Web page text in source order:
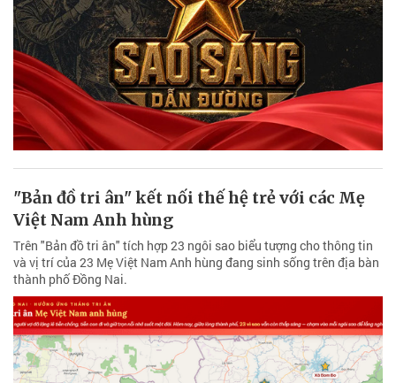
"Bản đồ tri ân" kết nối thế hệ trẻ với các Mẹ
Việt Nam Anh hùng
Trên "Bản đồ tri ân" tích hợp 23 ngôi sao biểu tượng cho thông tin
và vị trí của 23 Mẹ Việt Nam Anh hùng đang sinh sống trên địa bàn
thành phố Đồng Nai.